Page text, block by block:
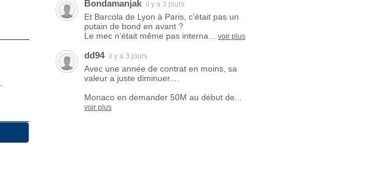
Bondamanjak il y a 3 jours
Et Barcola de Lyon à Paris, c’était pas un
putain de bond en avant ?
Le mec n’était même pas interna...
voir plus
dd94 il y a 3 jours
Avec une année de contrat en moins, sa
valeur a juste diminuer....
Monaco en demander 50M au début de...
voir plus